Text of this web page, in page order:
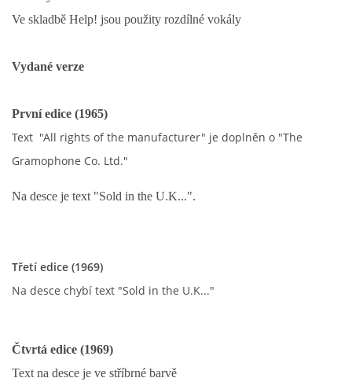
DISKOGRAFIE - BOOTLEGY V
DISKOGRAFIE - BOOTLEGY VI
DISKOGRAFIE - LP ROZHOVORY
NAHRÁVACÍ FREKVENCE
JOHN LENNON - KONCERTY
Ve skladbě Help! jsou použity rozdílné vokály
Vydané verze
První edice (1965)
Text "All rights of the manufacturer" je doplněn o "The
Gramophone Co. Ltd."
Na desce je text "Sold in the U.K...".
Třetí edice (1969)
Na desce chybí text "Sold in the U.K..."
Čtvrtá edice (1969)
Text na desce je ve stříbrné barvě